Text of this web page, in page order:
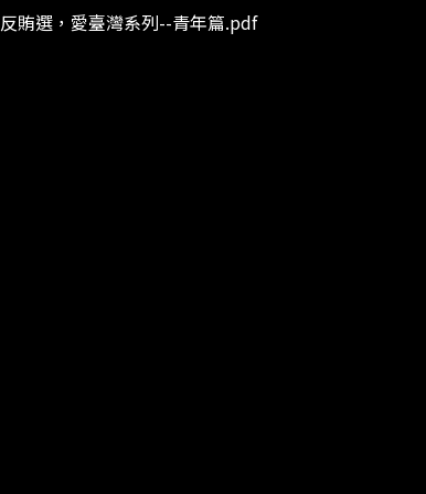
反賄選，愛臺灣系列--青年篇.pdf